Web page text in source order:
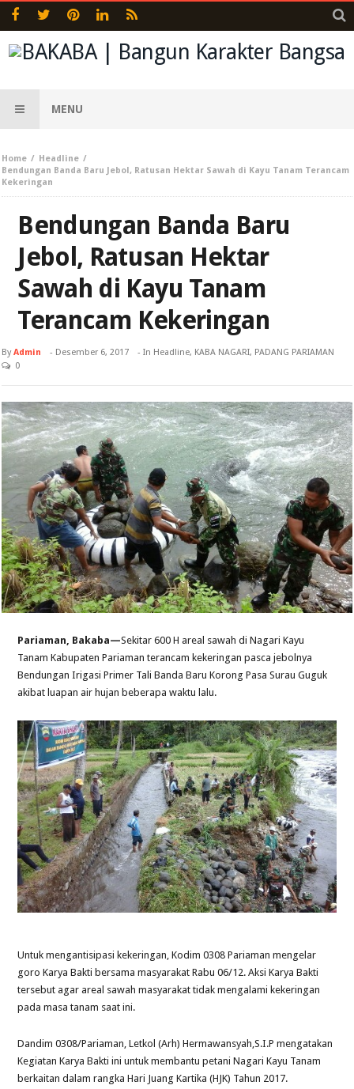
MENU
Home
Headline
Bendungan Banda Baru Jebol, Ratusan Hektar Sawah di Kayu Tanam Terancam
Kekeringan
Bendungan Banda Baru
Jebol, Ratusan Hektar
Sawah di Kayu Tanam
Terancam Kekeringan
ByAdmin - Desember 6, 2017 - In Headline, KABA NAGARI, PADANG PARIAMAN
0
Pariaman, Bakaba—Sekitar 600 H areal sawah di Nagari Kayu
Tanam Kabupaten Pariaman terancam kekeringan pasca jebolnya
Bendungan Irigasi Primer Tali Banda Baru Korong Pasa Surau Guguk
akibat luapan air hujan beberapa waktu lalu.
Untuk mengantisipasi kekeringan, Kodim 0308 Pariaman mengelar
goro Karya Bakti bersama masyarakat Rabu 06/12. Aksi Karya Bakti
tersebut agar areal sawah masyarakat tidak mengalami kekeringan
pada masa tanam saat ini.
Dandim 0308/Pariaman, Letkol (Arh) Hermawansyah,S.I.P mengatakan
Kegiatan Karya Bakti ini untuk membantu petani Nagari Kayu Tanam
berkaitan dalam rangka Hari Juang Kartika (HJK) Tahun 2017.